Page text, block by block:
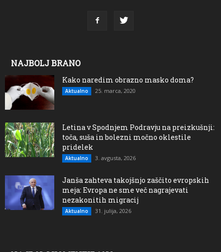
NAJBOLJ BRANO
Kako naredim obrazno masko doma?
Aktualno 25. marca, 2020
Letina v Spodnjem Podravju na preizkušnji:
toča, suša in bolezni močno oklestile
pridelek
Aktualno 3. avgusta, 2026
Janša zahteva takojšnjo zaščito evropskih
meja: Evropa ne sme več nagrajevati
nezakonitih migracij
Aktualno 31. julija, 2026